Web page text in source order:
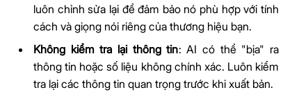
luôn chỉnh sửa lại để đảm bảo nó phù hợp với tính
cách và giọng nói riêng của thương hiệu bạn.
Không kiểm tra lại thông tin: AI có thể "bịa" ra
thông tin hoặc số liệu không chính xác. Luôn kiểm
tra lại các thông tin quan trọng trước khi xuất bản.